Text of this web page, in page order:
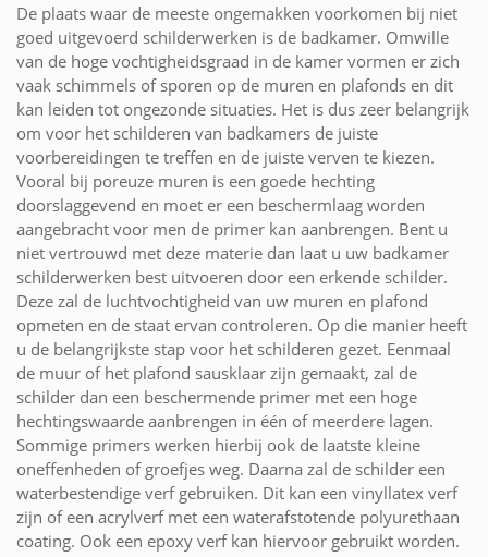
De plaats waar de meeste ongemakken voorkomen bij niet
goed uitgevoerd schilderwerken is de badkamer. Omwille
van de hoge vochtigheidsgraad in de kamer vormen er zich
vaak schimmels of sporen op de muren en plafonds en dit
kan leiden tot ongezonde situaties. Het is dus zeer belangrijk
om voor het schilderen van badkamers de juiste
voorbereidingen te treffen en de juiste verven te kiezen.
Vooral bij poreuze muren is een goede hechting
doorslaggevend en moet er een beschermlaag worden
aangebracht voor men de primer kan aanbrengen. Bent u
niet vertrouwd met deze materie dan laat u uw badkamer
schilderwerken best uitvoeren door een erkende schilder.
Deze zal de luchtvochtigheid van uw muren en plafond
opmeten en de staat ervan controleren. Op die manier heeft
u de belangrijkste stap voor het schilderen gezet. Eenmaal
de muur of het plafond sausklaar zijn gemaakt, zal de
schilder dan een beschermende primer met een hoge
hechtingswaarde aanbrengen in één of meerdere lagen.
Sommige primers werken hierbij ook de laatste kleine
oneffenheden of groefjes weg. Daarna zal de schilder een
waterbestendige verf gebruiken. Dit kan een vinyllatex verf
zijn of een acrylverf met een waterafstotende polyurethaan
coating. Ook een epoxy verf kan hiervoor gebruikt worden.